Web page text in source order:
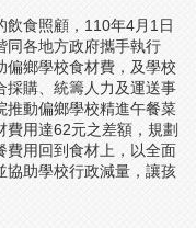
飲食照顧，110年4月1日
同各地方政府攜手執行
偏鄉學校食材費，及學校
採購、統籌人力及運送事
推動偏鄉學校精進午餐菜
用達62元之差額，規劃
費用回到食材上，以全面
協助學校行政減量，讓孩